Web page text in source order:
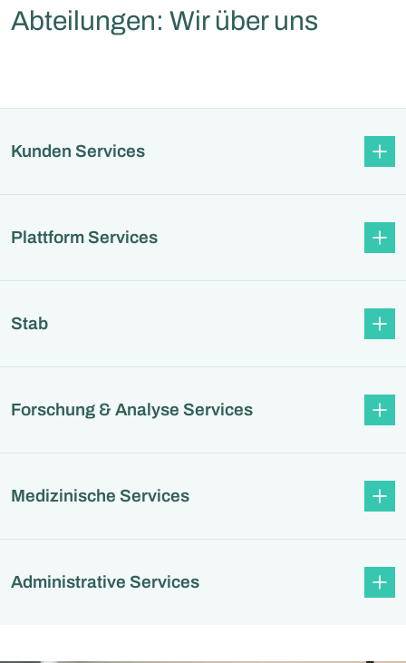
Abteilungen: Wir über uns
Kunden Services
Plattform Services
Stab
Forschung & Analyse Services
Medizinische Services
Administrative Services